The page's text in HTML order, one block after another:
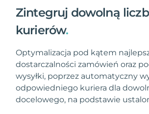
Zintegruj dowolną
kurierów.
Optymalizacja pod kątem
dostarczalności zamówień oraz
wysyłki, poprzez automatyczny
odpowiedniego kuriera dla
docelowego, na podstawie